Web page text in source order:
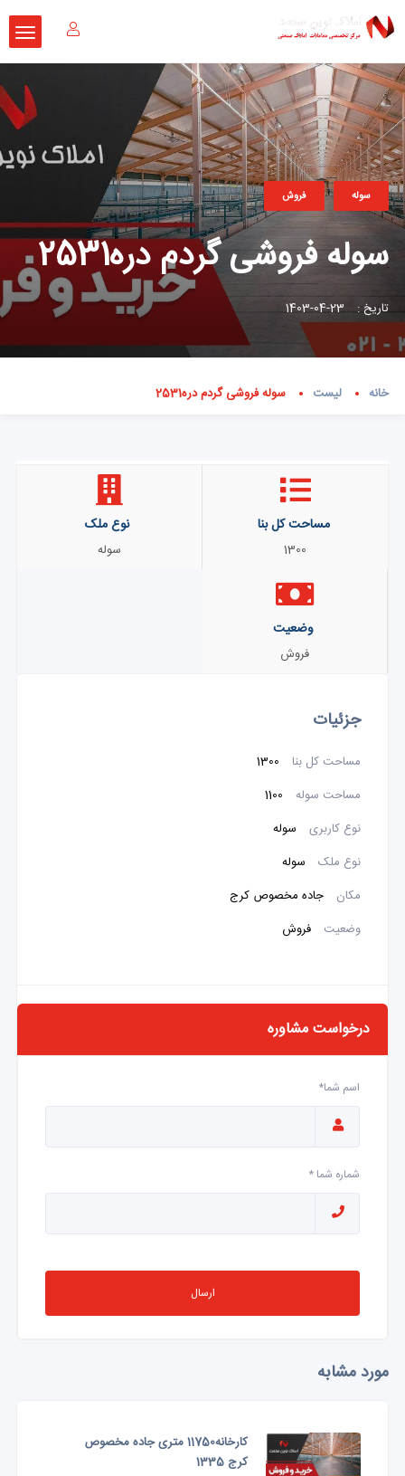
سوله فروش
سوله فروشی گردم دره2531
تاریخ : 23-04-1403
خانه لیست سوله فروشی گردم دره2531
مساحت کل بنا
1300
نوع ملک
سوله
وضعیت
فروش
جزئیات
مساحت کل بنا
مساحت سوله
نوع کاربری
سوله
نوع ملک
سوله
مکان
جاده مخصوص کرج
وضعیت
فروش
درخواست مشاوره
اسم شما*
شماره شما *
ارسال
مورد مشابه
کارخانه11750 متری جاده مخصوص
کرج 1335